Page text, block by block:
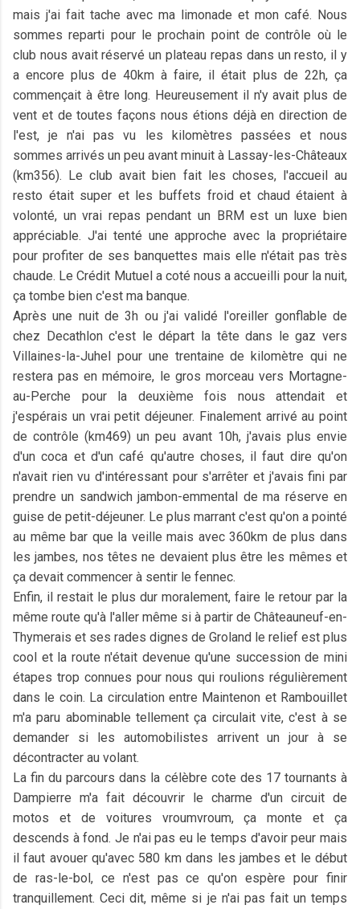
mais j'ai fait tache avec ma limonade et mon café. Nous
sommes reparti pour le prochain point de contrôle où le
club nous avait réservé un plateau repas dans un resto, il y
a encore plus de 40km à faire, il était plus de 22h, ça
commençait à être long. Heureusement il n'y avait plus de
vent et de toutes façons nous étions déjà en direction de
l'est, je n'ai pas vu les kilomètres passées et nous
sommes arrivés un peu avant minuit à Lassay-les-Châteaux
(km356). Le club avait bien fait les choses, l'accueil au
resto était super et les buffets froid et chaud étaient à
volonté, un vrai repas pendant un BRM est un luxe bien
appréciable. J'ai tenté une approche avec la propriétaire
pour profiter de ses banquettes mais elle n'était pas très
chaude. Le Crédit Mutuel a coté nous a accueilli pour la nuit,
ça tombe bien c'est ma banque.
Après une nuit de 3h ou j'ai validé l'oreiller gonflable de
chez Decathlon c'est le départ la tête dans le gaz vers
Villaines-la-Juhel pour une trentaine de kilomètre qui ne
restera pas en mémoire, le gros morceau vers Mortagne-
au-Perche pour la deuxième fois nous attendait et
j'espérais un vrai petit déjeuner. Finalement arrivé au point
de contrôle (km469) un peu avant 10h, j'avais plus envie
d'un coca et d'un café qu'autre choses, il faut dire qu'on
n'avait rien vu d'intéressant pour s'arrêter et j'avais fini par
prendre un sandwich jambon-emmental de ma réserve en
guise de petit-déjeuner. Le plus marrant c'est qu'on a pointé
au même bar que la veille mais avec 360km de plus dans
les jambes, nos têtes ne devaient plus être les mêmes et
ça devait commencer à sentir le fennec.
Enfin, il restait le plus dur moralement, faire le retour par la
même route qu'à l'aller même si à partir de Châteauneuf-en-
Thymerais et ses rades dignes de Groland le relief est plus
cool et la route n'était devenue qu'une succession de mini
étapes trop connues pour nous qui roulions régulièrement
dans le coin. La circulation entre Maintenon et Rambouillet
m'a paru abominable tellement ça circulait vite, c'est à se
demander si les automobilistes arrivent un jour à se
décontracter au volant.
La fin du parcours dans la célèbre cote des 17 tournants à
Dampierre m'a fait découvrir le charme d'un circuit de
motos et de voitures vroumvroum, ça monte et ça
descends à fond. Je n'ai pas eu le temps d'avoir peur mais
il faut avouer qu'avec 580 km dans les jambes et le début
de ras-le-bol, ce n'est pas ce qu'on espère pour finir
tranquillement. Ceci dit, même si je n'ai pas fait un temps